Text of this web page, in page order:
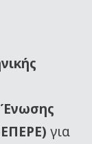
Ένωσης
για